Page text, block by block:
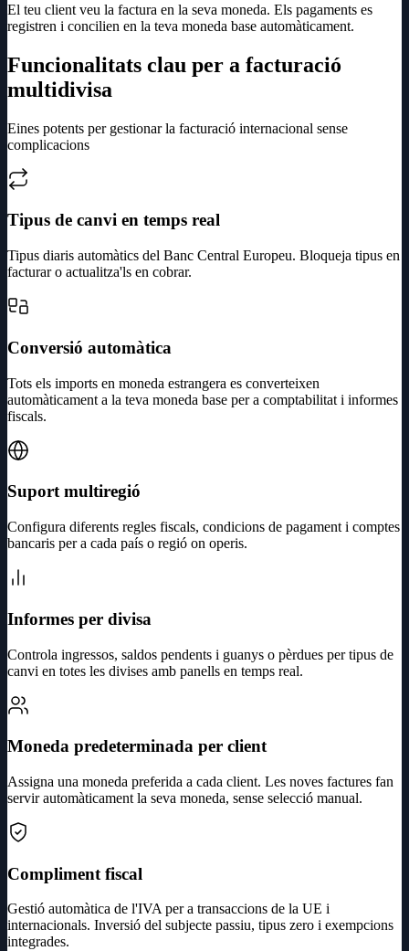
El teu client veu la factura en la seva moneda. Els pagaments es
registren i concilien en la teva moneda base automàticament.
Funcionalitats clau per a facturació
multidivisa
Eines potents per gestionar la facturació internacional sense
complicacions
Tipus de canvi en temps real
Tipus diaris automàtics del Banc Central Europeu. Bloqueja tipus en
facturar o actualitza'ls en cobrar.
Conversió automàtica
Tots els imports en moneda estrangera es converteixen
automàticament a la teva moneda base per a comptabilitat i informes
fiscals.
Suport multiregió
Configura diferents regles fiscals, condicions de pagament i comptes
bancaris per a cada país o regió on operis.
Informes per divisa
Controla ingressos, saldos pendents i guanys o pèrdues per tipus de
canvi en totes les divises amb panells en temps real.
Moneda predeterminada per client
Assigna una moneda preferida a cada client. Les noves factures fan
servir automàticament la seva moneda, sense selecció manual.
Compliment fiscal
Gestió automàtica de l'IVA per a transaccions de la UE i
internacionals. Inversió del subjecte passiu, tipus zero i exempcions
integrades.